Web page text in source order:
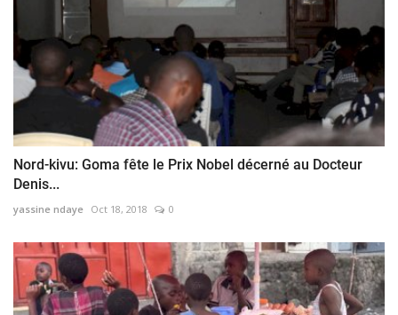
Nord-kivu: Goma fête le Prix Nobel décerné au Docteur
Denis...
yassine ndaye Oct 18, 2018 0